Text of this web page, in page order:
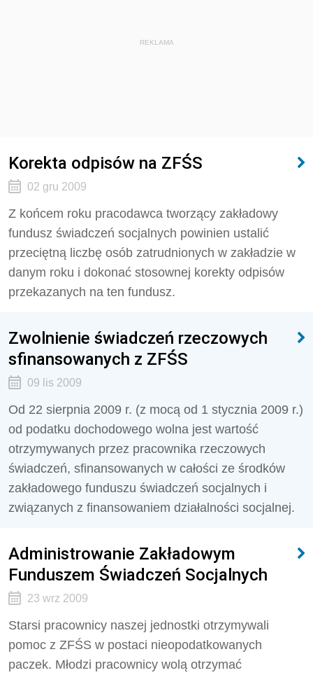
REKLAMA
Korekta odpisów na ZFŚS
02 gru 2009
Z końcem roku pracodawca tworzący zakładowy
fundusz świadczeń socjalnych powinien ustalić
przeciętną liczbę osób zatrudnionych w zakładzie w
danym roku i dokonać stosownej korekty odpisów
przekazanych na ten fundusz.
Zwolnienie świadczeń rzeczowych
sfinansowanych z ZFŚS
09 lis 2009
Od 22 sierpnia 2009 r. (z mocą od 1 stycznia 2009 r.)
od podatku dochodowego wolna jest wartość
otrzymywanych przez pracownika rzeczowych
świadczeń, sfinansowanych w całości ze środków
zakładowego funduszu świadczeń socjalnych i
związanych z finansowaniem działalności socjalnej.
Administrowanie Zakładowym
Funduszem Świadczeń Socjalnych
23 wrz 2009
Starsi pracownicy naszej jednostki otrzymywali
pomoc z ZFŚS w postaci nieopodatkowanych
paczek. Młodzi pracownicy wolą otrzymać